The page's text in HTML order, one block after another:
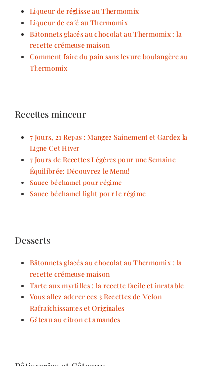
Liqueur de réglisse au Thermomix
Liqueur de café au Thermomix
Bâtonnets glacés au chocolat au Thermomix : la
recette crémeuse maison
Comment faire du pain sans levure boulangère au
Thermomix
Recettes minceur
7 Jours, 21 Repas : Mangez Sainement et Gardez la
Ligne Cet Hiver
7 Jours de Recettes Légères pour une Semaine
Équilibrée: Découvrez le Menu!
Sauce béchamel pour régime
Sauce béchamel light pour le régime
Desserts
Bâtonnets glacés au chocolat au Thermomix : la
recette crémeuse maison
Tarte aux myrtilles : la recette facile et inratable
Vous allez adorer ces 3 Recettes de Melon
Rafraîchissantes et Originales
Gâteau au citron et amandes